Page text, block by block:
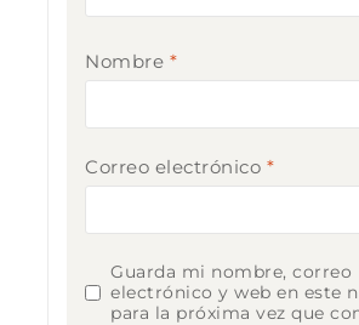
Nombre *
Correo electrónico *
Guarda mi nombre, correo
electrónico y web en este
para la próxima vez que